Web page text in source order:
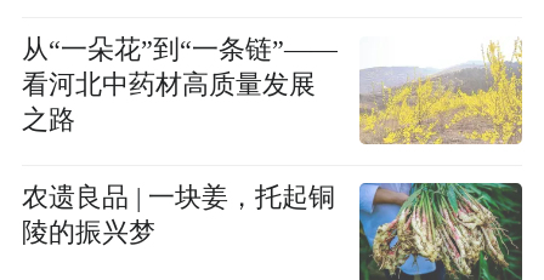
从“一朵花”到“一条链”——
看河北中药材高质量发展
之路
农遗良品 | 一块姜，托起铜
陵的振兴梦